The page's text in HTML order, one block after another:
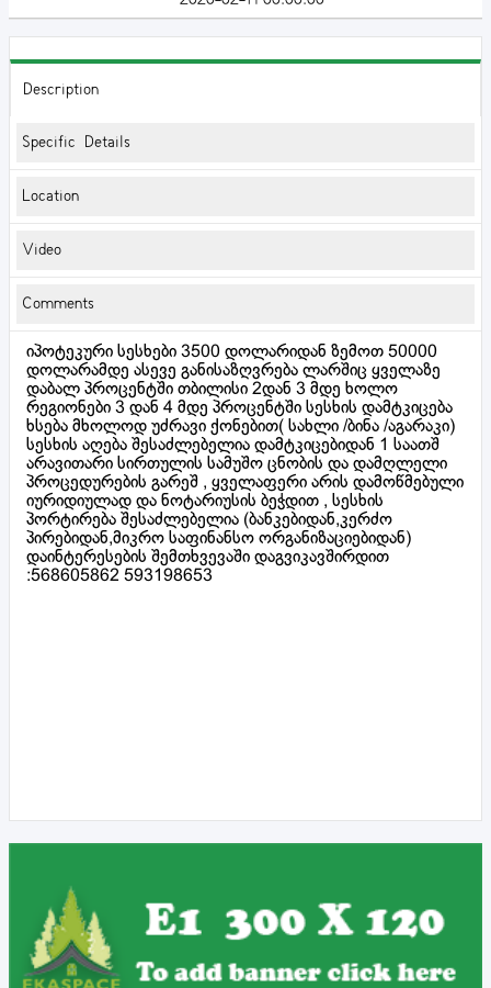
Description
Specific Details
Location
Video
Comments
იპოტეკური სესხები 3500 დოლარიდან ზემოთ 50000
დოლარამდე ასევე განისაზღვრება ლარშიც ყველაზე
დაბალ პროცენტში თბილისი 2დან 3 მდე ხოლო
რეგიონები 3 დან 4 მდე პროცენტში სესხის დამტკიცება
ხსება მხოლოდ უძრავი ქონებით( სახლი /ბინა /აგარაკი)
სესხის აღება შესაძლებელია დამტკიცებიდან 1 საათშ
არავითარი სირთულის სამუშო ცნობის და დამღლელი
პროცედურების გარეშ , ყველაფერი არის დამოწმებული
იურიდიულად და ნოტარიუსის ბეჭდით , სესხის
პორტირება შესაძლებელია (ბანკებიდან,კერძო
პირებიდან,მიკრო საფინანსო ორგანიზაციებიდან)
დაინტერესების შემთხვევაში დაგვიკავშირდით
:568605862 593198653